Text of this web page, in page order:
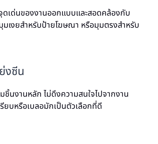
เด่นของงานออกแบบและสอดคล้องกับ
มเงยสำหรับป้ายโฆษณา หรือมุมตรงสำหรับ
งซีน
ชิ้นงานหลัก ไม่ดึงความสนใจไปจากงาน
บหรือเบลอมักเป็นตัวเลือกที่ดี